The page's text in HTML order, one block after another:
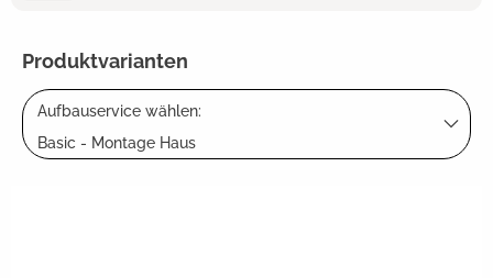
Produktvarianten
Aufbauservice wählen:
Basic - Montage Haus